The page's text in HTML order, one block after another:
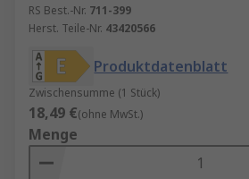
RS Best.-Nr. 711-399
Herst. Teile-Nr. 43420566
Produktdatenblatt
Zwischensumme (1 Stück)
18,49 €(ohne MwSt.)
Menge